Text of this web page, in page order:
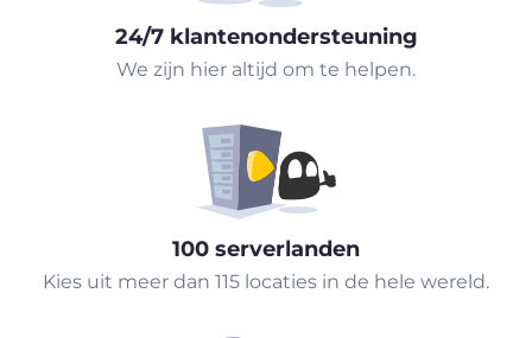
24/7 klantenondersteuning
We zijn hier altijd om te helpen.
100 serverlanden
Kies uit meer dan 115 locaties in de hele wereld.